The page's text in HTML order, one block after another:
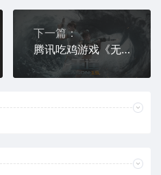
下一篇：
腾讯吃鸡游戏《无限法则》宣布 9 月起停止下载，12 月 1 日起停止运营